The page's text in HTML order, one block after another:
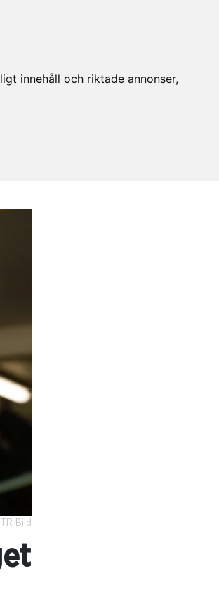
innehåll och riktade annonser,
Bild